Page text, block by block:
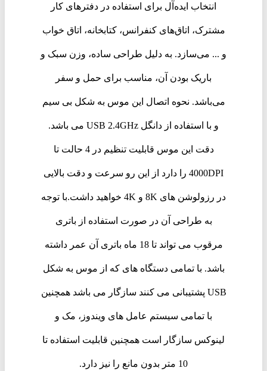
انتخاب ایده‌آل برای استفاده در دفتر‌های کار
مشترک، اتاق‌های کنفرانس، کتابخانه، اتاق خواب
و ... می‌سازد. به دلیل طراحی ساده، وزن سبک و
باریک بودن آن، مناسب برای حمل و سفر
می‌باشد. نحوه اتصال این موس به شکل بی سیم
و با استفاده از دانگل USB 2.4GHz می باشد.
دقت این موس قابلیت تنظیم در 4 حالت تا
4000DPI را دارد از این رو سرعت و دقت بالایی
در رزولوشن های 8K و 4K خواهید داشت.با توجه
به طراحی آن در صورت استفاده از باتری
مرقوب می تواند تا 18 ماه باتری آن عمر داشته
باشد. با تمامی دستگاه های که از موس به شکل
USB پشتیبانی می کنند سازگار می باشد همچنین
با تمامی سیستم عامل های ویندوز، مک و
لینوکس سازگار است همچنین قابلیت استفاده تا
10 متر بدون مانع را نیز دارد.